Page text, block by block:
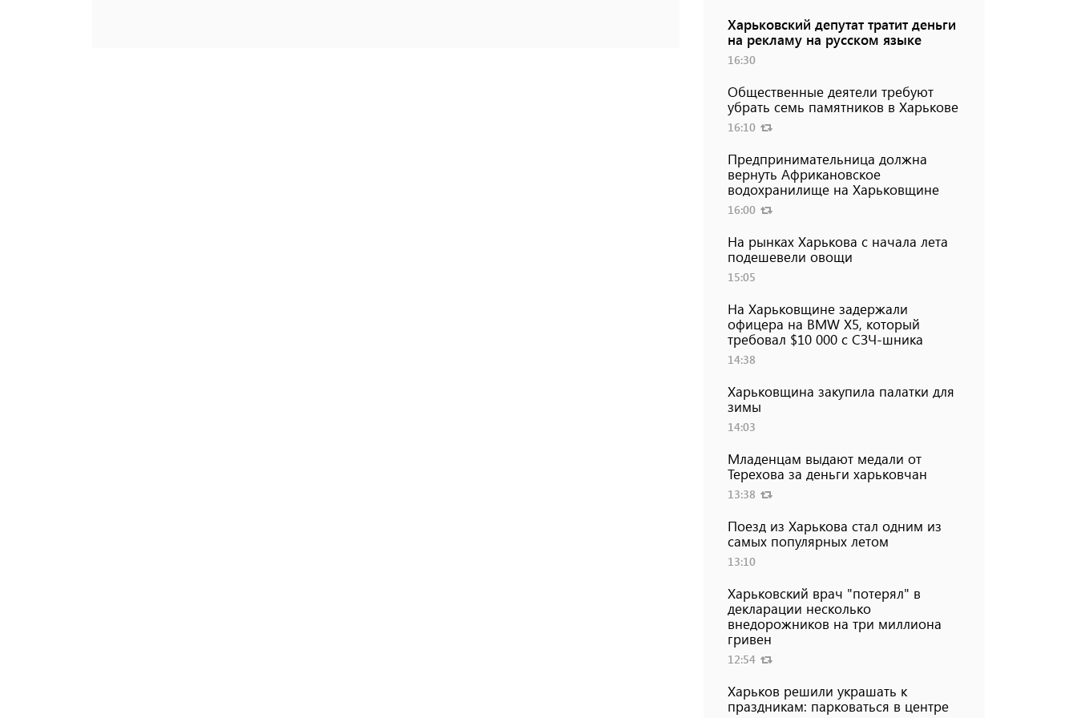
Харьковский депутат тратит деньги
на рекламу на русском языке
16:30
Общественные деятели требуют
убрать семь памятников в Харькове
16:10
Предпринимательница должна
вернуть Африкановское
водохранилище на Харьковщине
16:00
На рынках Харькова с начала лета
подешевели овощи
15:05
На Харьковщине задержали
офицера на BMW Х5, который
требовал $10 000 с СЗЧ-шника
14:38
Харьковщина закупила палатки для
зимы
14:03
Младенцам выдают медали от
Терехова за деньги харьковчан
13:38
Поезд из Харькова стал одним из
самых популярных летом
13:10
Харьковский врач "потерял" в
декларации несколько
внедорожников на три миллиона
гривен
12:54
Харьков решили украшать к
праздникам: парковаться в центре